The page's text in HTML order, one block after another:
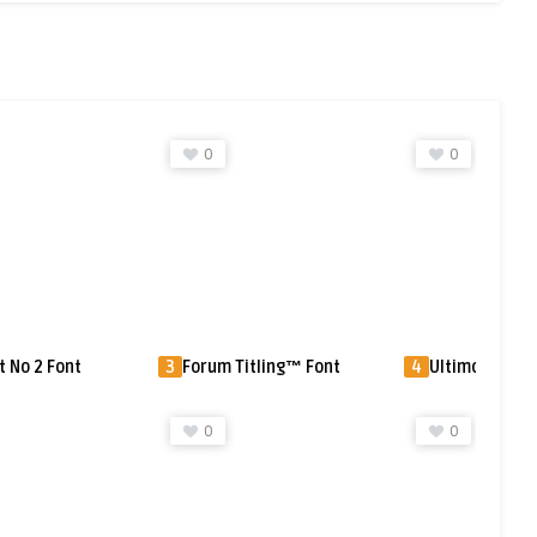
Font
0
4 Ultimos Ritos Font
0
5 Rendezvous™
0 2